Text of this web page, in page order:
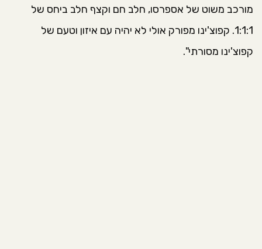
מורכב משוט של אספרסו, חלב חם וקצף חלב ביחס של
1:1:1. קפוצ'ינו מפורק אולי לא יהיה עם איזון וטעם של
קפוצ'ינו מסורתי".